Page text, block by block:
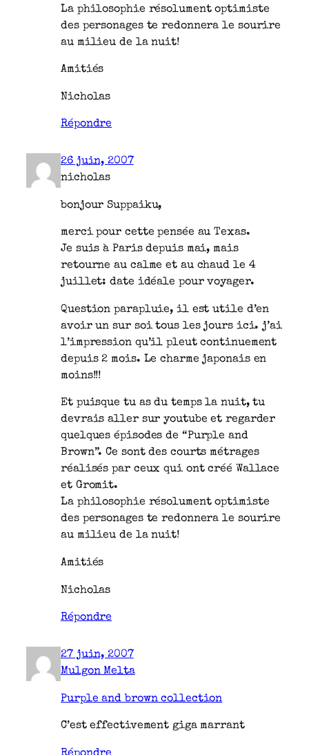
La philosophie résolument optimiste
des personages te redonnera le sourire
au milieu de la nuit!
Amitiés
Nicholas
Répondre
26 juin, 2007
nicholas
bonjour Suppaiku,
merci pour cette pensée au Texas.
Je suis à Paris depuis mai, mais
retourne au calme et au chaud le 4
juillet: date idéale pour voyager.
Question parapluie, il est utile d’en
avoir un sur soi tous les jours ici. j’ai
l’impression qu’il pleut continuement
depuis 2 mois. Le charme japonais en
moins!!!
Et puisque tu as du temps la nuit, tu
devrais aller sur youtube et regarder
quelques épisodes de “Purple and
Brown”. Ce sont des courts métrages
réalisés par ceux qui ont créé Wallace
et Gromit.
La philosophie résolument optimiste
des personages te redonnera le sourire
au milieu de la nuit!
Amitiés
Nicholas
Répondre
27 juin, 2007
Mulgon Melta
Purple and brown collection
C’est effectivement giga marrant